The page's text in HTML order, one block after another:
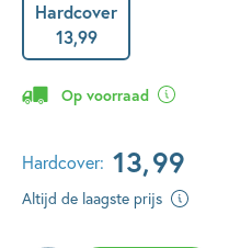
Hardcover
13,99
Op voorraad
Hardcover: 13,99
Altijd de laagste prijs